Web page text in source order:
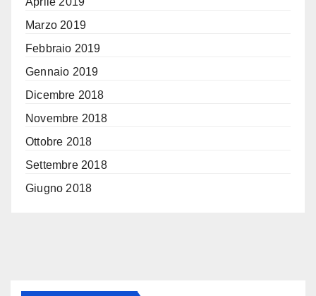
Marzo 2019
Febbraio 2019
Gennaio 2019
Dicembre 2018
Novembre 2018
Ottobre 2018
Settembre 2018
Giugno 2018